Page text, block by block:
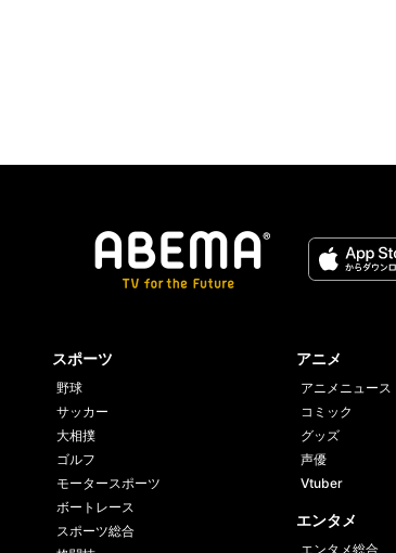
スポーツ
野球
サッカー
大相撲
ゴルフ
モータースポーツ
ボートレース
スポーツ総合
アニメ
アニメニュース
コミック
グッズ
声優
Vtuber
エンタメ
エンタメ総合